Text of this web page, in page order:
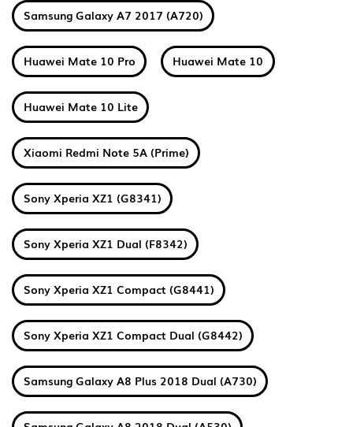
Samsung Galaxy A7 2017 (A720)
Huawei Mate 10 Pro Huawei Mate 10
Huawei Mate 10 Lite
Xiaomi Redmi Note 5A (Prime)
Sony Xperia XZ1 (G8341)
Sony Xperia XZ1 Dual (F8342)
Sony Xperia XZ1 Compact (G8441)
Sony Xperia XZ1 Compact Dual (G8442)
Samsung Galaxy A8 Plus 2018 Dual (A730)